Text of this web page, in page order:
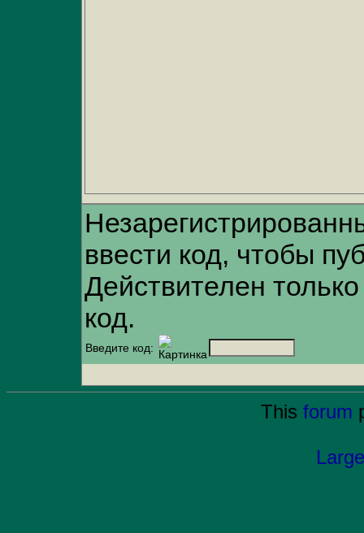
ввести код, чтобы
Действителен
код.
Введите код:
This forum